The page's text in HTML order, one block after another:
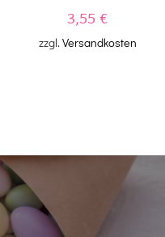
3,55€
zzgl.Versandkosten